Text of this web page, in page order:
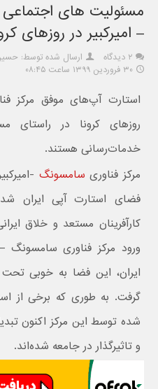
مسئولیت های
– امیرکبیر در روزهای
۲ دیدگاه
ارسال شده توسط:
۳۰ فروردین ۱۳۹۹ ساعت ۰۸:۴۵
استارت آپ‌های موفق مرکز
روزهای کرونا در راستای
خدمات‌رسانی هستند.
مرکز فناوری سامسونگ
فضای استارت آپی ایران
کارآفرینان مستعد و خلاق
ورود مرکز فناوری سامسونگ –
ایران، این فضا به خوبی تحت
گرفت. به طوری که برخی از
شده توسط این مرکز اکنون
و تاثیرگذار در جامعه شده‌اند.